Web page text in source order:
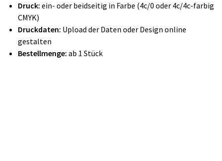
Druck: ein- oder beidseitig in Farbe (4c/0 oder 4c/4c-farbig
CMYK)
Druckdaten: Upload der Daten oder Design online
gestalten
Bestellmenge: ab 1 Stück